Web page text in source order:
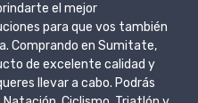
el mejor
para que vos también
Comprando en Sumitate,
de excelente calidad y
llevar a cabo. Podrás